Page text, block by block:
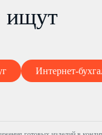
ищут
Интернет-